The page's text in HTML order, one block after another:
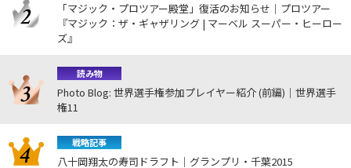
「マジック・プロツアー殿堂」復活のお知らせ｜プロツアー
『マジック：ザ・ギャザリング | マーベル スーパー・ヒーロー
ズ』
読み物
Photo Blog: 世界選手権参加プレイヤー紹介 (前編)｜世界選手
権11
戦略記事
八十岡翔太の寿司ドラフト｜グランプリ・千葉2015